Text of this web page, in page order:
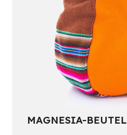
MAGNESIA-BEUTEL